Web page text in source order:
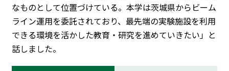
なものとして位置づけている。本学は茨城県からビーム
ライン運用を委託されており、最先端の実験施設を利用
できる環境を活かした教育・研究を進めていきたい」と
話しました。